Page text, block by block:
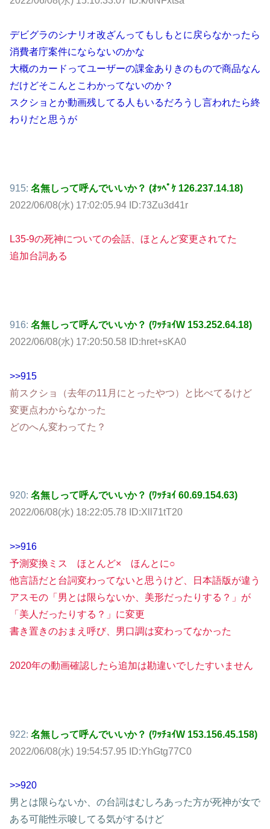
デビグラのシナリオ改ざんってもしもとに戻らなかったら
消費者庁案件にならないのかな
大概のカードってユーザーの課金ありきのもので商品なん
だけどそこんとこわかってないのか？
スクショとか動画残してる人もいるだろうし言われたら終
わりだと思うが
915: 名無しって呼んでいいか？ (ｵｯﾍﾟｹ 126.237.14.18)
2022/06/08(水) 17:02:05.94 ID:73Zu3d41r
L35-9の死神についての会話、ほとんど変更されてた
追加台詞ある
916: 名無しって呼んでいいか？ (ﾜｯﾁｮｲW 153.252.64.18)
2022/06/08(水) 17:20:50.58 ID:hret+sKA0
>>915
前スクショ（去年の11月にとったやつ）と比べてるけど
変更点わからなかった
どのへん変わってた？
920: 名無しって呼んでいいか？ (ﾜｯﾁｮｲ 60.69.154.63)
2022/06/08(水) 18:22:05.78 ID:Xll71tT20
>>916
予測変換ミス ほとんど× ほんとに○
他言語だと台詞変わってないと思うけど、日本語版が違う
アスモの「男とは限らないか、美形だったりする？」が
「美人だったりする？」に変更
書き置きのおまえ呼び、男口調は変わってなかった
2020年の動画確認したら追加は勘違いでしたすいません
922: 名無しって呼んでいいか？ (ﾜｯﾁｮｲW 153.156.45.158)
2022/06/08(水) 19:54:57.95 ID:YhGtg77C0
>>920
男とは限らないか、の台詞はむしろあった方が死神が女で
ある可能性示唆してる気がするけど